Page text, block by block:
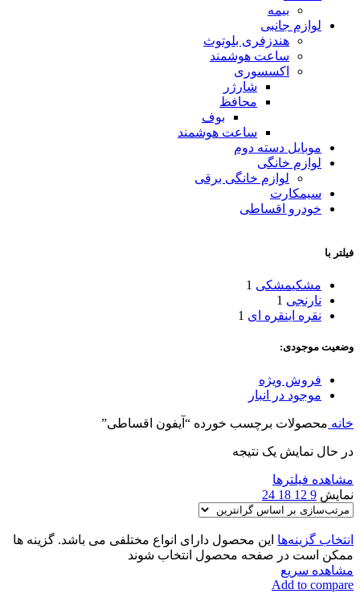
بیمه
لوازم جانبی
هندزفری بلوتوث
ساعت هوشمند
اکسسوری
شارژر
محافظ
بوف
ساعت هوشمند
موبایل دسته دوم
لوازم خانگی
لوازم خانگی برقی
سیمکارت
خودرو اقساطی
فیلتر با
مشکیمشکی 1
نارنجی 1
نقره اینقره ای 1
وضعیت موجودی:
فروش ویژه
موجود در انبار
خانه محصولات برچسب خورده “آیفون اقساطی”
در حال نمایش یک نتیجه
مشاهده فیلترها
نمایش 9
12
18
24
انتخاب گزینه‌ها این محصول دارای انواع مختلفی می باشد. گزینه ها
ممکن است در صفحه محصول انتخاب شوند
مشاهده سریع
Add to compare